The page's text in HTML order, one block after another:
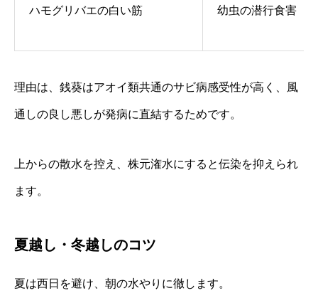
ハモグリバエの白い筋 幼虫の潜行食害
理由は、銭葵はアオイ類共通のサビ病感受性が高く、風
通しの良し悪しが発病に直結するためです。
上からの散水を控え、株元潅水にすると伝染を抑えられ
ます。
夏越し・冬越しのコツ
夏は西日を避け、朝の水やりに徹します。